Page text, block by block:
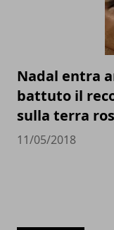
Nadal entra
battuto il
sulla terra
11/05/2018